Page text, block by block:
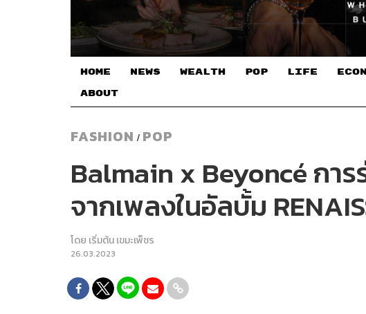
HOME NEWS WEALTH POP LIFE
ABOUT
FASHION / POP
Balmain x Beyoncé กา
จากเพลงในอัลบั้ม
โดย เริ่มต้น เขมะเพ็ชร
26.03.2023